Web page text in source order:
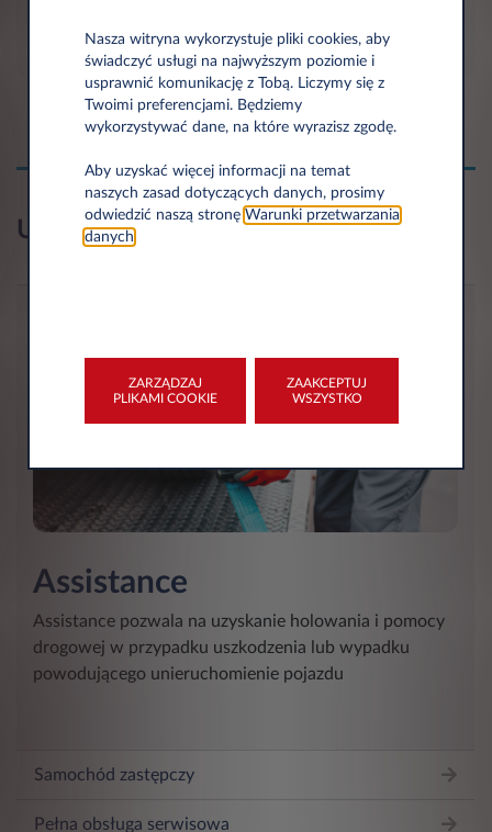
Usługi zawarte w racie
Assistance
Assistance pozwala na uzyskanie holowania i pomocy
drogowej w przypadku uszkodzenia lub wypadku
powodującego unieruchomienie pojazdu
Samochód zastępczy
Pełna obsługa serwisowa
Nasza witryna wykorzystuje pliki cookies, aby
świadczyć usługi na najwyższym poziomie i
usprawnić komunikację z Tobą. Liczymy się z
Twoimi preferencjami. Będziemy
wykorzystywać dane, na które wyrazisz zgodę.
Aby uzyskać więcej informacji na temat
naszych zasad dotyczących danych, prosimy
odwiedzić naszą stronę Warunki przetwarzania
danych.
ZARZĄDZAJ
PLIKAMI COOKIE
ZAAKCEPTUJ
WSZYSTKO